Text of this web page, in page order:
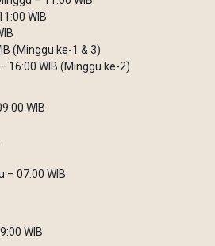
WIB
(Minggu ke-1 & 3)
16:00 WIB (Minggu ke-2)
WIB
– 07:00 WIB
WIB